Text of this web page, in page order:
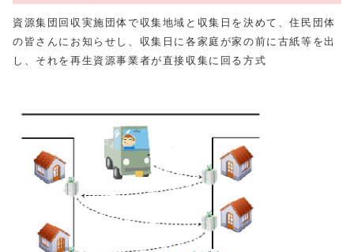
資源集団回収実施団体で収集地域と収集日を決めて、住民団体
の皆さんにお知らせし、収集日に各家庭が家の前に古紙等を出
し、それを再生資源事業者が直接収集に回る方式